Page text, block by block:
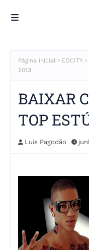
Página inicial EDCITY
2013
BAIXAR
TOP
Luis Pagodão